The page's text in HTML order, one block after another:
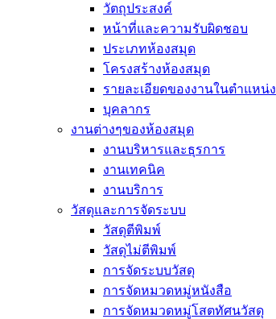
วัตถุประสงค์
หน้าที่และความรับผิดชอบ
ประเภทห้องสมุด
โครงสร้างห้องสมุด
รายละเอียดของงานในตำแหน่ง
บุคลากร
งานต่างๆของห้องสมุด
งานบริหารและธุรการ
งานเทคนิค
งานบริการ
วัสดุและการจัดระบบ
วัสดุตีพิมพ์
วัสดุไม่ตีพิมพ์
การจัดระบบวัสดุ
การจัดหมวดหมู่หนังสือ
การจัดหมวดหมู่โสตทัศนวัสดุ